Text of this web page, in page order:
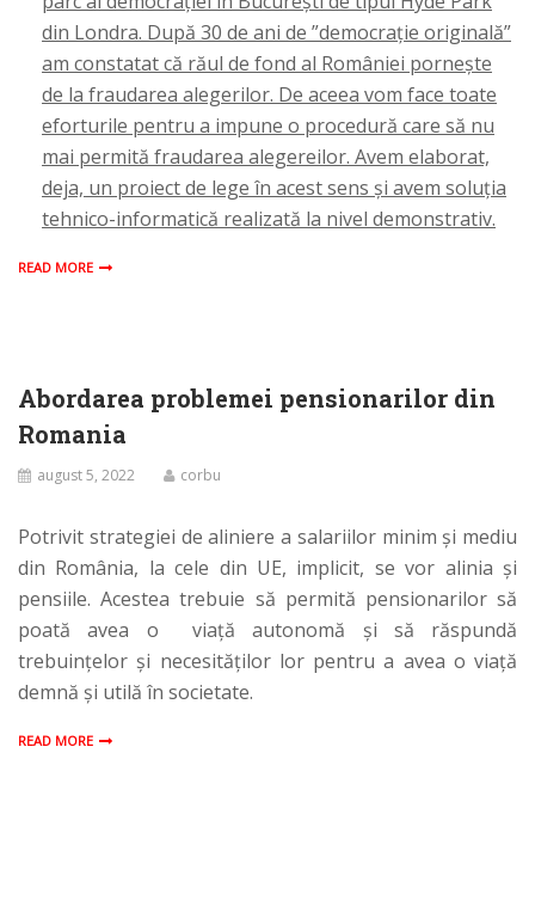
din Londra. După 30 de ani de ”democrație originală”
am constatat că răul de fond al României pornește
de la fraudarea alegerilor. De aceea vom face toate
eforturile pentru a impune o procedură care să nu
mai permită fraudarea alegereilor. Avem elaborat,
deja, un proiect de lege în acest sens și avem soluția
tehnico-informatică realizată la nivel demonstrativ.
READ MORE
Abordarea problemei pensionarilor din
Romania
august 5, 2022 corbu
Potrivit strategiei de aliniere a salariilor minim și mediu
din România, la cele din UE, implicit, se vor alinia și
pensiile. Acestea trebuie să permită pensionarilor să
poată avea o viață autonomă și să răspundă
trebuințelor și necesităților lor pentru a avea o viață
demnă și utilă în societate.
READ MORE